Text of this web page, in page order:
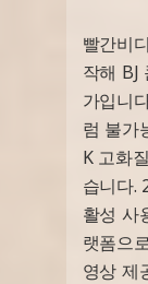
빨간비
작해 BJ
가입니
럼 불가
K 고화
습니다.
활성 사
랫폼으
영상 제